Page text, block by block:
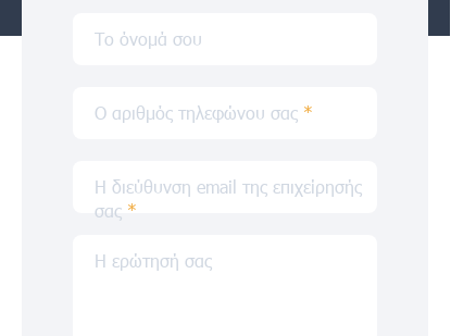
Το όνομά σου
Ο αριθμός τηλεφώνου σας *
Η διεύθυνση email της επιχείρησής
σας *
Η ερώτησή σας